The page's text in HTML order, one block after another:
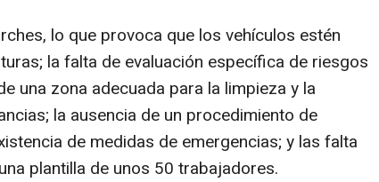
lo que provoca que los vehículos estén
la falta de evaluación específica de riesgos
una zona adecuada para la limpieza y la
la ausencia de un procedimiento de
de medidas de emergencias; y las falta
plantilla de unos 50 trabajadores.